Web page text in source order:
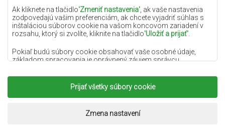
Ak kliknete na tlačidlo'Zmeniť nastavenia' , ak vaše nastavenia
zodpovedajú vašim preferenciám, ak chcete vyjadriť súhlas s
inštaláciou súborov cookie na vašom koncovom zariadení v
rozsahu, ktorý si zvolíte, kliknite na tlačidlo'Uložiť a prijať'
Pokiaľ budú súbory cookie obsahovať vaše osobné údaje,
základom spracovania je oprávnený záujem správcu
podobe poskytovania vysokokvalitných služieb na našej
webovej stránke a marketingových aktivít správcu osobných
údajov a jeho dôveryhodných partnerov.
Viac informácií o súboroch cookie a spracovaní osobných
Prijať všetky súbory cookie
Zmena nastavení
Šedé koberce
Terakotové koberce
Zelené koberce
Zlaté koberce
Copyright 2022Koberce Chemex.Všetky práva
Realizácia:www.dimax.pl